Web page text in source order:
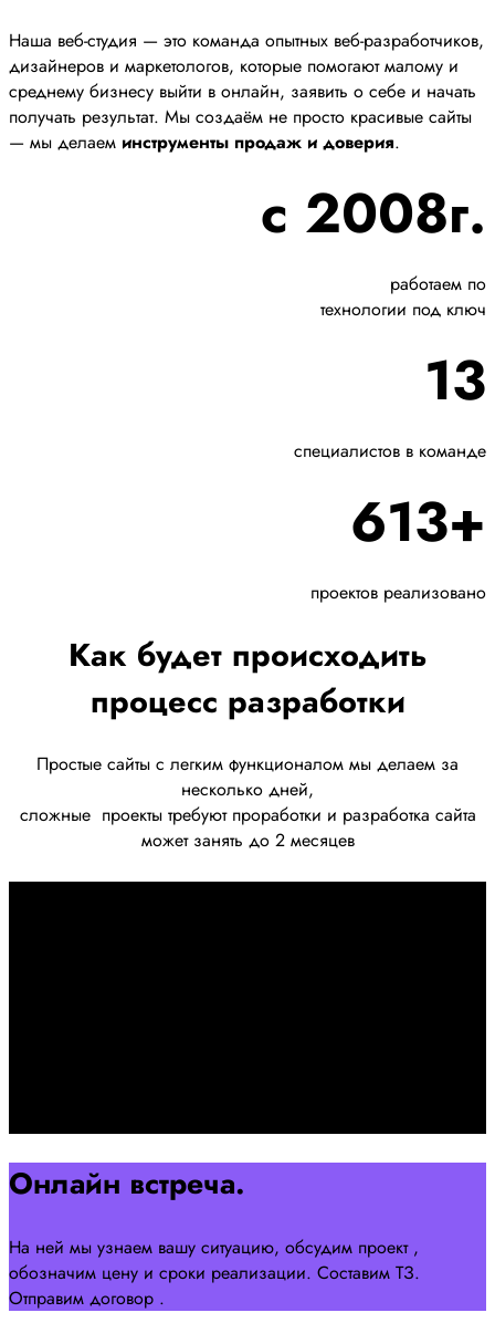
Наша веб-студия — это команда опытных веб-разработчиков,
дизайнеров и маркетологов, которые помогают малому и
среднему бизнесу выйти в онлайн, заявить о себе и начать
получать результат. Мы создаём не просто красивые сайты
— мы делаем инструменты продаж и доверия.
с 2008г.
работаем по
технологии под ключ
13
специалистов в команде
613+
проектов реализовано
Как будет происходить
процесс разработки
Простые сайты с легким функционалом мы делаем за
несколько дней,
сложные проекты требуют проработки и разработка сайта
может занять до 2 месяцев
Онлайн встреча.
На ней мы узнаем вашу ситуацию, обсудим проект ,
обозначим цену и сроки реализации. Составим ТЗ.
Отправим договор .